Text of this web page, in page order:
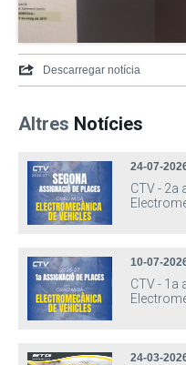
Descarregar notícia
Altres Notícies
24-07-
CTV - 2a
10-07-
CTV - 1a
24-03-